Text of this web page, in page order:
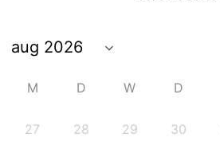
M D W D
27 28 29 30